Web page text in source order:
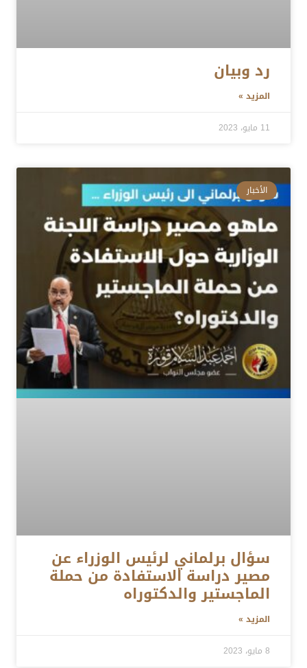
رد وبيان
المزيد »
11 مايو، 2023
الأخبار
سؤال برلماني لرئيس الوزراء عن
مصير دراسة الاستفادة من حملة
الماجستير والدكتوراه
المزيد »
8 مايو، 2023